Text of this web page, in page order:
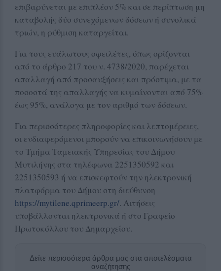
επιβαρύνεται με επιπλέον 5% και σε περίπτωση μη
καταβολής δύο συνεχόμενων δόσεων ή συνολικά
τριών, η ρύθμιση καταργείται.
Για τους ευάλωτους οφειλέτες, όπως ορίζονται
από το άρθρο 217 του ν. 4738/2020, παρέχεται
απαλλαγή από προσαυξήσεις και πρόστιμα, με τα
ποσοστά της απαλλαγής να κυμαίνονται από 75%
έως 95%, ανάλογα με τον αριθμό των δόσεων.
Για περισσότερες πληροφορίες και λεπτομέρειες,
οι ενδιαφερόμενοι μπορούν να επικοινωνήσουν με
το Τμήμα Ταμειακής Υπηρεσίας του Δήμου
Μυτιλήνης στα τηλέφωνα 2251350592 και
2251350593 ή να επισκεφτούν την ηλεκτρονική
πλατφόρμα του Δήμου στη διεύθυνση
https://mytilene.qprimeerp.gr/. Αιτήσεις
υποβάλλονται ηλεκτρονικά ή στο Γραφείο
Πρωτοκόλλου του Δημαρχείου.
Δείτε περισσότερα άρθρα μας στα αποτελέσματα
αναζήτησης